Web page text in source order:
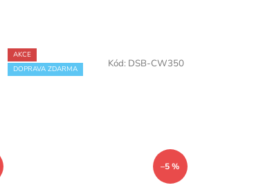
AKCE
DOPRAVA ZDARMA
–5 %
Kód: DSB-CW350